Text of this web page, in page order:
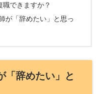
できますか？
が「辞めたい」と思っ
「辞めたい」と